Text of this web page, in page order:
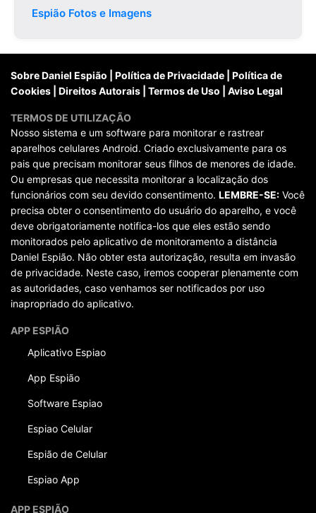
Espião Fotos e Imagens
Sobre Daniel Espião Política de Privacidade
Política de
Cookies
Direitos Autorais Termos de Uso Aviso Legal
TERMOS DE UTILIZAÇÃO
Nosso sistema e um software para monitorar e rastrear
aparelhos celulares Android. Criado exclusivamente para os
pais que precisam monitorar seus filhos de menores de idade.
Ou empresas que necessita monitorar a localização dos
funcionários com seu devido consentimento. LEMBRE-SE: Você
precisa obter o consentimento do usuário do aparelho, e você
deve obrigatoriamente notifica-los que eles estão sendo
monitorados pelo aplicativo de monitoramento a distância
Daniel Espião. Não obter esta autorização, resulta em invasão
de privacidade. Neste caso, iremos cooperar plenamente com
as autoridades, caso venhamos ser notificados por uso
inapropriado do aplicativo.
APP ESPIÃO
Aplicativo Espiao
App Espião
Software Espiao
Espiao Celular
Espião de Celular
Espiao App
APP ESPIÃO